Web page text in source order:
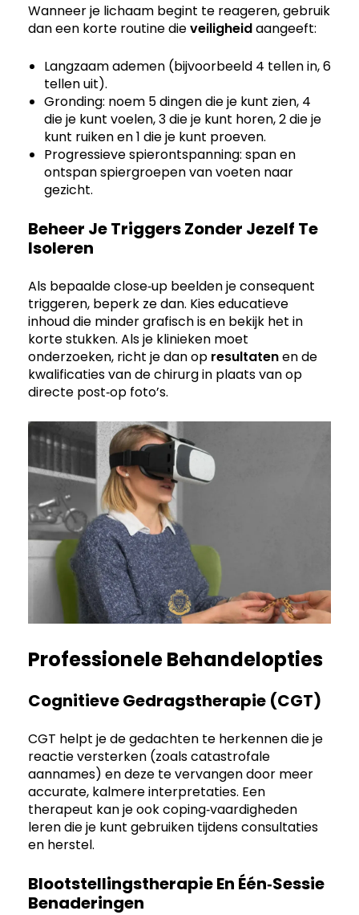
Wanneer je lichaam begint te reageren, gebruik
dan een korte routine dieveiligheidaangeeft:
Langzaam ademen (bijvoorbeeld 4 tellen in, 6
tellen uit).
Gronding: noem 5 dingen die je kunt zien, 4
die je kunt voelen, 3 die je kunt horen, 2 die je
kunt ruiken en 1 die je kunt proeven.
Progressieve spierontspanning: span en
ontspan spiergroepen van voeten naar
gezicht.
Beheer Je Triggers Zonder Jezelf Te
Isoleren
Als bepaalde close‑up beelden je consequent
triggeren, beperk ze dan. Kies educatieve
inhoud die minder grafisch is en bekijk het in
korte stukken. Als je klinieken moet
onderzoeken, richt je dan op resultatenen de
kwalificaties van de chirurg in plaats van op
directe post‑op foto’s.
Professionele Behandelopties
Cognitieve Gedragstherapie (CGT)
CGT helpt je de gedachten te herkennen die je
reactie versterken (zoals catastrofale
aannames) en deze te vervangen door meer
accurate, kalmere interpretaties. Een
therapeut kan je ook coping‑vaardigheden
leren die je kunt gebruiken tijdens consultaties
en herstel.
Blootstellingstherapie En Één‑sessie
Benaderingen